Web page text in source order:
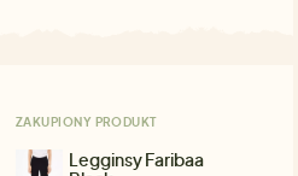
ZAKUPIONY PRODUKT
Legginsy Faribaa